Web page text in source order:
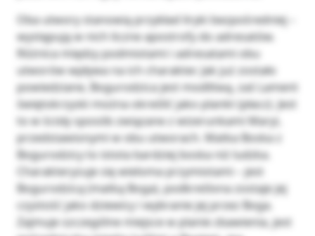
Oba utwory stanowią przykład liryki bezpośredniej –
występują w nich liczne apostrofy do adresatów.
Różnica między podmiotami i adresatami obu
utworów wpływa na ich charakter. Jak już zostało
powiedziane, Bogurodzica jest modlitwą, zaś Lament
świętokrzyski można określić jako plankt (płacz). Jest
to w ścisły sposób związane z wizerunkami Maryi,
przedstawionymi w obu utworach. Matka Boska z
Bogurodzicy to istota bardziej boska niż ludzka.
Charakteryzuje się wieloma przymiotami – jest
Bogurodzicą (matką Boga), podkreślona zostaje jej
czystość jako dziewicy i wybranie jej przez Boga.
Zajmuje szczególne miejsce w planie zbawienia, jest